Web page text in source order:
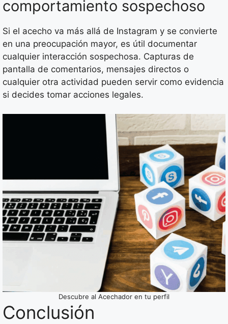
comportamiento sospechoso
Si el acecho va más allá de Instagram y se convierte
en una preocupación mayor, es útil documentar
cualquier interacción sospechosa. Capturas de
pantalla de comentarios, mensajes directos o
cualquier otra actividad pueden servir como evidencia
si decides tomar acciones legales.
Descubre al Acechador en tu perfil
Conclusión